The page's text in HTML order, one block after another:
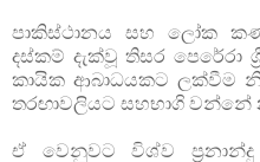
පාකිස්ථානය සහ ලෝක
දස්කම් දැක්වූ තිසර පෙරේරා
කායික ආබාධයකට ලක්වීම
තරඟාවලියට සහභාගි වන්නේ
ඒ වෙනුවට විශ්ව